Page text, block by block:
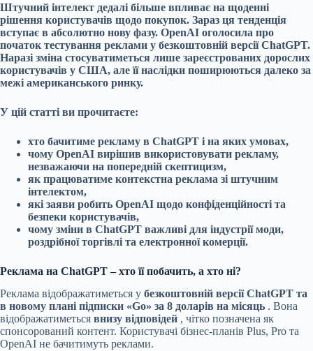
Штучний інтелект дедалі більше впливає на щоденні
рішення користувачів щодо покупок. Зараз ця тенденція
вступає в абсолютно нову фазу. OpenAI оголосила про
початок тестування реклами у безкоштовній версії ChatGPT.
Наразі зміна стосуватиметься лише зареєстрованих дорослих
користувачів у США, але її наслідки поширюються далеко за
межі американського ринку.
У цій статті ви прочитаєте:
хто бачитиме рекламу в ChatGPT і на яких умовах,
чому OpenAI вирішив використовувати рекламу,
незважаючи на попередній скептицизм,
як працюватиме контекстна реклама зі штучним
інтелектом,
які заяви робить OpenAI щодо конфіденційності та
безпеки користувачів,
чому зміни в ChatGPT важливі для індустрії моди,
роздрібної торгівлі та електронної комерції.
Реклама на ChatGPT – хто її побачить, а хто ні?
Реклама відображатиметься у безкоштовній версії ChatGPT та
в новому плані підписки «Go» за 8 доларів на місяць . Вона
відображатиметься внизу відповідей , чітко позначена як
спонсорований контент. Користувачі бізнес-планів Plus, Pro та
OpenAI не бачитимуть реклами.